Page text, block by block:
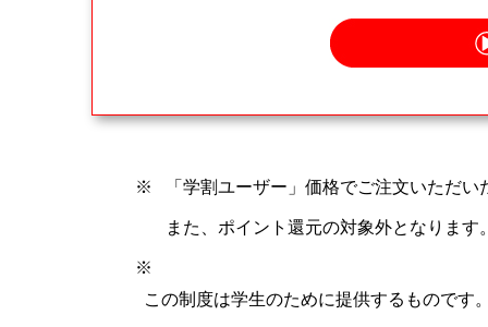
「学割ユーザー」価格でご注文いただ
また、ポイント還元の対象外となります
この制度は学生のために提供するものです